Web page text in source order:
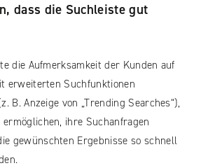
dass die Suchleiste gut
die Aufmerksamkeit der Kunden auf
erweiterten Suchfunktionen
B. Anzeige von „Trending Searches“),
ihre Suchanfragen
gewünschten Ergebnisse so schnell